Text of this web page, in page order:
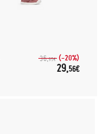
36,95€ (-20%)
29,56€